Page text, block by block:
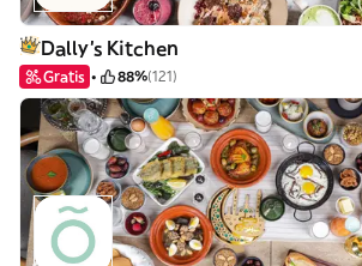
Dally's Kitchen
Gratis 88%(121)